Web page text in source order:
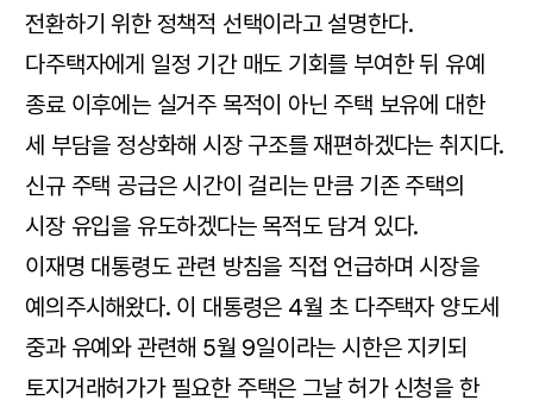
전환하기 위한 정책적 선택이라고 설명한다.
다주택자에게 일정 기간 매도 기회를 부여한 뒤 유예
종료 이후에는 실거주 목적이 아닌 주택 보유에 대한
세 부담을 정상화해 시장 구조를 재편하겠다는 취지다.
신규 주택 공급은 시간이 걸리는 만큼 기존 주택의
시장 유입을 유도하겠다는 목적도 담겨 있다.
이재명 대통령도 관련 방침을 직접 언급하며 시장을
예의주시해왔다. 이 대통령은 4월 초 다주택자 양도세
중과 유예와 관련해 5월 9일이라는 시한은 지키되
토지거래허가가 필요한 주택은 그날 허가 신청을 한